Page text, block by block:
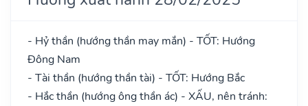
- Hỷ thần (hướng thần may mắn) - TỐT: Hướng
Đông Nam
- Tài thần (hướng thần tài) - TỐT: Hướng Bắc
- Hắc thần (hướng ông thần ác) - XẤU, nên tránh: